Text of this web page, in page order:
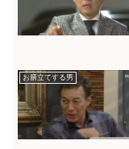
お膳立てする男